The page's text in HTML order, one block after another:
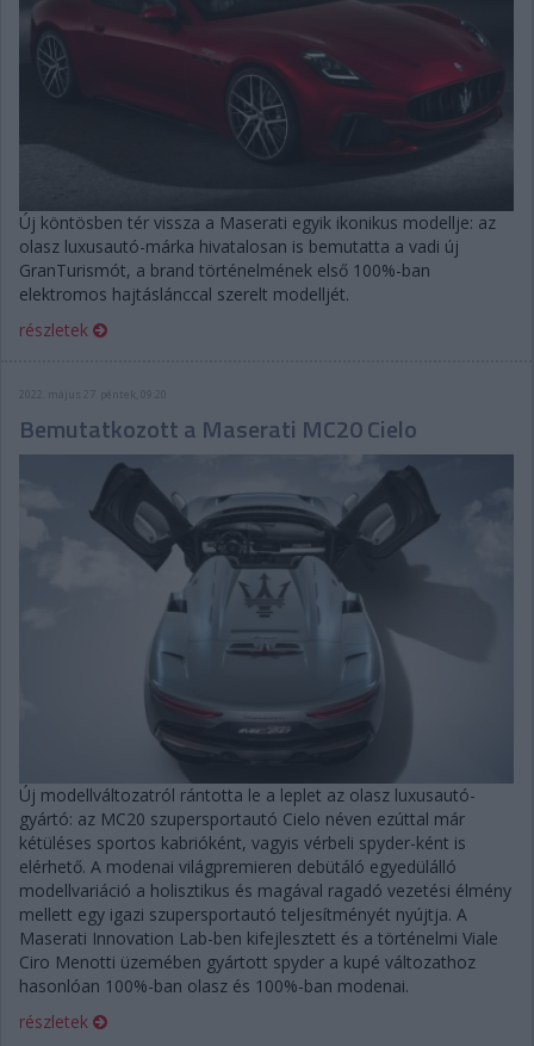
Új köntösben tér vissza a Maserati egyik ikonikus modellje: az
olasz luxusautó-márka hivatalosan is bemutatta a vadi új
GranTurismót, a brand történelmének első 100%-ban
elektromos hajtáslánccal szerelt modelljét.
részletek
2022. május 27. péntek, 09:20
Bemutatkozott a Maserati MC20 Cielo
Új modellváltozatról rántotta le a leplet az olasz luxusautó-
gyártó: az MC20 szupersportautó Cielo néven ezúttal már
kétüléses sportos kabrióként, vagyis vérbeli spyder-ként is
elérhető. A modenai világpremieren debütáló egyedülálló
modellvariáció a holisztikus és magával ragadó vezetési élmény
mellett egy igazi szupersportautó teljesítményét nyújtja. A
Maserati Innovation Lab-ben kifejlesztett és a történelmi Viale
Ciro Menotti üzemében gyártott spyder a kupé változathoz
hasonlóan 100%-ban olasz és 100%-ban modenai.
részletek